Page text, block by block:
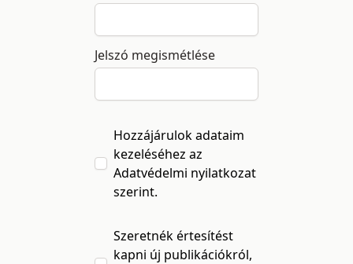
Jelszó megismétlése
Hozzájárulok adataim
kezeléséhez az
Adatvédelmi nyilatkozat
szerint.
Szeretnék értesítést
kapni új publikációkról,